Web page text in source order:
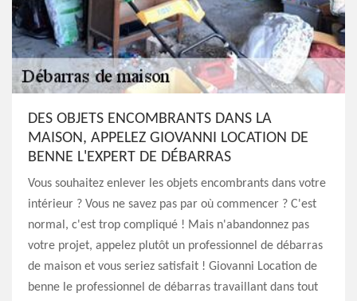
DES OBJETS ENCOMBRANTS DANS LA
MAISON, APPELEZ GIOVANNI LOCATION DE
BENNE L'EXPERT DE DÉBARRAS
Vous souhaitez enlever les objets encombrants dans votre
intérieur ? Vous ne savez pas par où commencer ? C'est
normal, c'est trop compliqué ! Mais n'abandonnez pas
votre projet, appelez plutôt un professionnel de débarras
de maison et vous seriez satisfait ! Giovanni Location de
benne le professionnel de débarras travaillant dans tout